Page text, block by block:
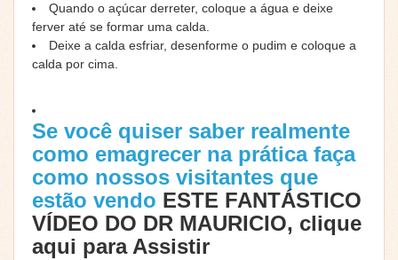
Quando o açúcar derreter, coloque a água e deixe
ferver até se formar uma calda.
Deixe a calda esfriar, desenforme o pudim e coloque a
calda por cima.
Se você quiser saber realmente
como emagrecer na prática faça
como nossos visitantes que
estão vendo ESTE FANTÁSTICO
VÍDEO DO DR MAURICIO, clique
aqui para Assistir